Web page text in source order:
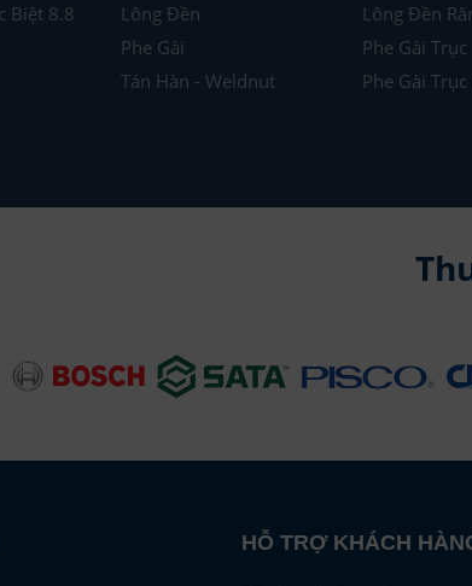
Biệt 8.8
Lông Đền
Phe Gài
Tán Hàn - Weldnut
Lông Đền
Phe Gài Trục
Phe Gài
HỖ TRỢ KHÁCH